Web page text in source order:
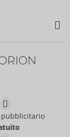
Charging